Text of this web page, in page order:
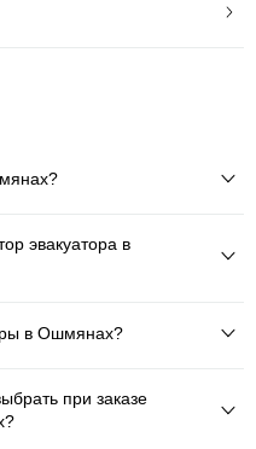
эвакуатора в
в Ошмянах?
при заказе